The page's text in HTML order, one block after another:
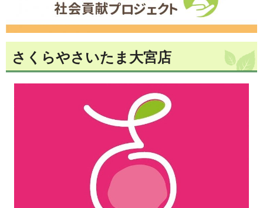
さくらやさいたま大宮店